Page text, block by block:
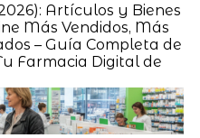
Artículos y Bienes
Más Vendidos, Más
– Guía Completa de
Farmacia Digital de